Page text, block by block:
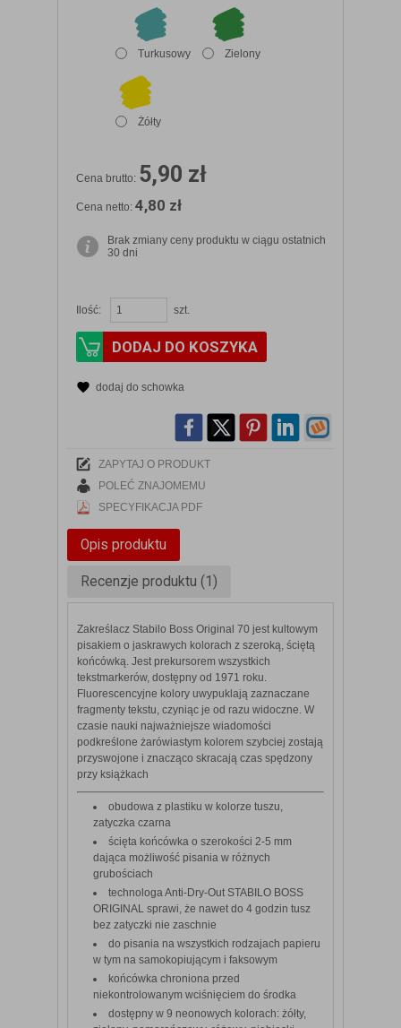
Turkusowy Zielony
Żółty
Cena brutto: 5,90 zł
Cena netto: 4,80 zł
Brak zmiany ceny produktu w ciągu ostatnich
30 dni
Ilość: szt.
DODAJ DO KOSZYKA
dodaj do schowka
ZAPYTAJ O PRODUKT
POLEĆ ZNAJOMEMU
SPECYFIKACJA PDF
Opis produktu
Recenzje produktu (1)
Zakreślacz Stabilo Boss Original 70 jest kultowym
pisakiem o jaskrawych kolorach z szeroką, ściętą
końcówką. Jest prekursorem wszystkich
tekstmarkerów, dostępny od 1971 roku.
Fluorescencyjne kolory uwypuklają zaznaczane
fragmenty tekstu, czyniąc je od razu widoczne. W
czasie nauki najważniejsze wiadomości
podkreślone żarówiastym kolorem szybciej zostają
przyswojone i znacząco skracają czas spędzony
przy książkach
obudowa z plastiku w kolorze tuszu,
zatyczka czarna
ścięta końcówka o szerokości 2-5 mm
dająca możliwość pisania w różnych
grubościach
technologa Anti-Dry-Out STABILO BOSS
ORIGINAL sprawi, że nawet do 4 godzin tusz
bez zatyczki nie zaschnie
do pisania na wszystkich rodzajach papieru
w tym na samokopiującym i faksowym
końcówka chroniona przed
niekontrolowanym wciśnięciem do środka
dostępny w 9 neonowych kolorach: żółty,